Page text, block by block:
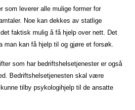
som leverer alle mulige former for
Noe kan dekkes av statlige
faktisk mulig å få hjelp over nett. Det
man kan få hjelp til og gjøre et forsøk.
som har bedriftshelsetjenester er også
Bedriftshelsetjenesten skal være
tilby psykologihjelp til de ansatte